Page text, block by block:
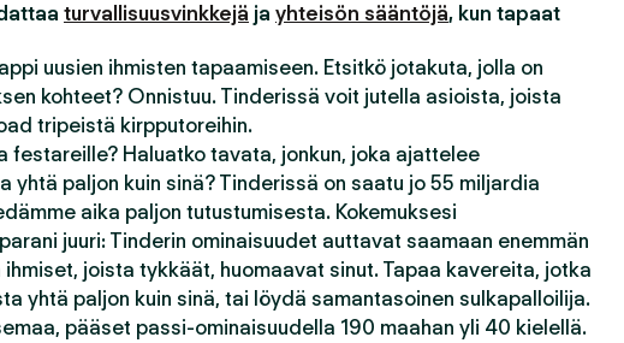
turvallisuusvinkkejä ja yhteisön sääntöjä, kun tapaat
uusien ihmisten tapaamiseen. Etsitkö jotakuta, jolla on
kohteet? Onnistuu. Tinderissä voit jutella asioista, joista
tripeistä kirpputoreihin.
festareille? Haluatko tavata, jonkun, joka ajattelee
yhtä paljon kuin sinä? Tinderissä on saatu jo 55 miljardia
aika paljon tutustumisesta. Kokemuksesi
juuri: Tinderin ominaisuudet auttavat saamaan enemmän
joista tykkäät, huomaavat sinut. Tapaa kavereita, jotka
yhtä paljon kuin sinä, tai löydä samantasoinen sulkapalloilija.
pääset passi-ominaisuudella 190 maahan yli 40 kielellä.